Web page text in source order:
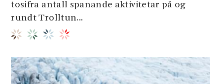
tosifra antall spanande aktivitetar på og
rundt Trolltun...